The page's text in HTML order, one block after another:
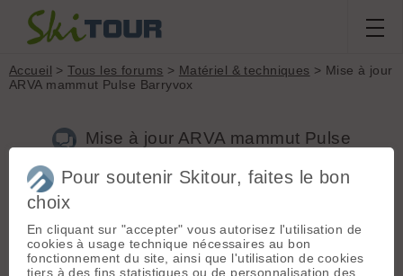
Accueil >Tous les forums > Matériel & techniques > Mise à jour
ARVA mammut Pulse Barryvox
Mise à jour ARVA mammut Pulse
Aller à la page :Précédente
Nouveau sujet Voir tous les sujets Chercher Archives
Pour soutenir Skitour, faites le bon
choix
En cliquant sur "accepter" vous autorisez l'utilisation de
cookies à usage technique nécessaires au bon
fonctionnement du site, ainsi que l'utilisation de cookies
tiers à des fins statistiques ou de personnalisation des